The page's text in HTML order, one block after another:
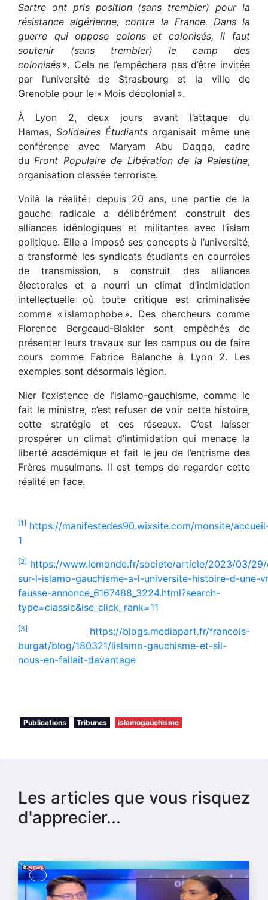
Sartre ont pris position (sans trembler) pour la
résistance algérienne, contre la France. Dans la
guerre qui oppose colons et colonisés, il faut
soutenir (sans trembler) le camp des
colonisés ». Cela ne l’empêchera pas d’être invitée
par l’université de Strasbourg et la ville de
Grenoble pour le « Mois décolonial ».
À Lyon 2, deux jours avant l’attaque du
Hamas, Solidaires Étudiantsorganisait même une
conférence avec Maryam Abu Daqqa, cadre
duFront Populaire de Libération de la Palestine,
organisation classée terroriste.
Voilà la réalité : depuis 20 ans, une partie de la
gauche radicale a délibérément construit des
alliances idéologiques et militantes avec l’islam
politique. Elle a imposé ses concepts à l’université,
a transformé les syndicats étudiants en courroies
de transmission, a construit des alliances
électorales et a nourri un climat d’intimidation
intellectuelle où toute critique est criminalisée
comme « islamophobe ». Des chercheurs comme
Florence Bergeaud-Blakler sont empêchés de
présenter leurs travaux sur les campus ou de faire
cours comme Fabrice Balanche à Lyon 2. Les
exemples sont désormais légion.
Nier l’existence de l’islamo-gauchisme, comme le
fait le ministre, c’est refuser de voir cette histoire,
cette stratégie et ces réseaux. C’est laisser
prospérer un climat d’intimidation qui menace la
liberté académique et fait le jeu de l’entrisme des
Frères musulmans. Il est temps de regarder cette
réalité en face.
[1] https://manifestedes90.wixsite.com/monsite/
1
[2] https://www.lemonde.fr/societe/article/2023/03/
sur-l-islamo-gauchisme-a-l-universite-histoire-d-une-
fausse-annonce_6167488_3224.html?search-
type=classic&ise_click_rank=11
[3]
https://blogs.mediapart.fr/francois-
burgat/blog/180321/lislamo-gauchisme-et-sil-
nous-en-fallait-davantage
Publications Tribunes islamogauchisme
Les articles que vous risquez
d'apprecier...